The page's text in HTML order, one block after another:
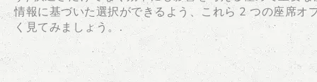
情報に基づいた選択ができるよう、これら 2 つの座席オ
く見てみましょう。.